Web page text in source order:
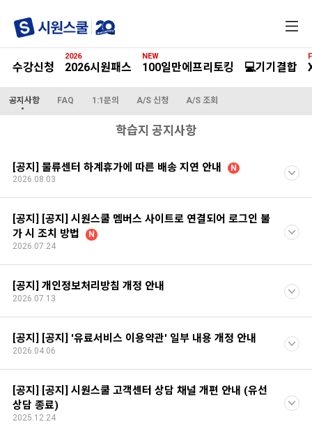
메
수강신청 2026시원패스
2026
100일만에프리토킹
NEW
💻기기결합
공지사항 FAQ 1:1문의 A/S 신청 A/S 조회
학습지 공지사항
[공지] 물류센터 하계휴가에 따른 배송 지연 안내
N
2026.08.03
[공지] [공지] 시원스쿨 멤버스 사이트로 연결되어 로그인 불
가 시 조치 방법
N
2026.07.24
[공지] 개인정보처리방침 개정 안내
2026.07.13
[공지] [공지] '유료서비스 이용약관' 일부 내용 개정 안내
2026.04.06
[공지] [공지] 시원스쿨 고객센터 상담 채널 개편 안내 (유선
상담 종료)
2025.12.24